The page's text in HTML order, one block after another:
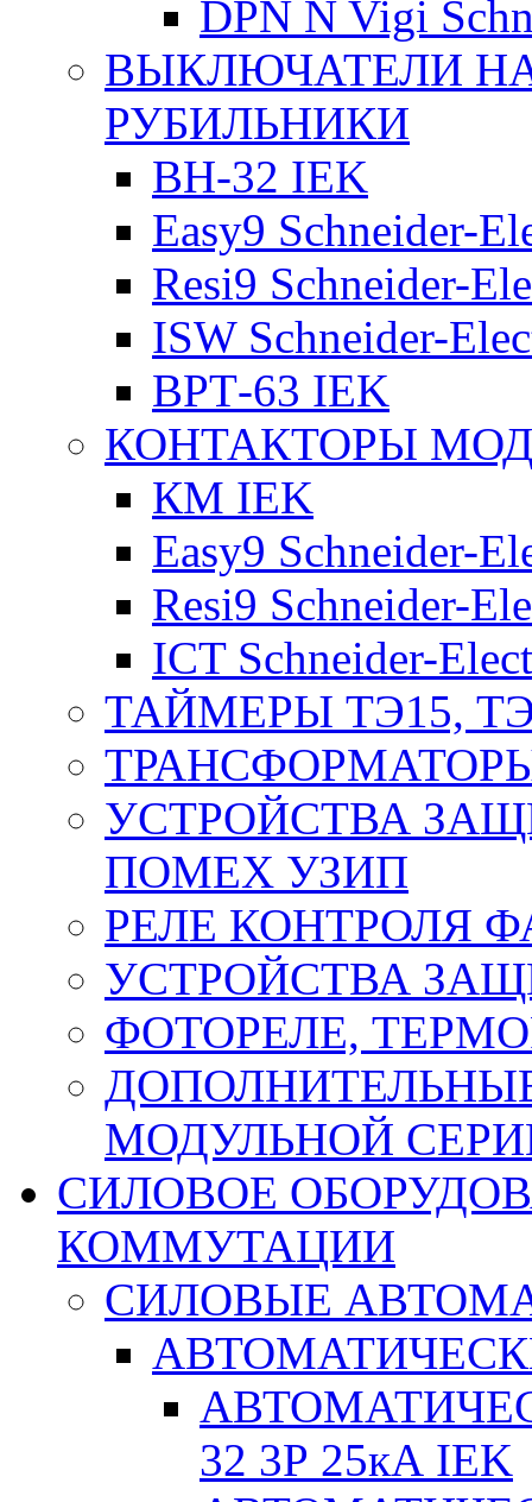
DPN N Vigi
ВЫКЛЮЧАТЕЛИ
РУБИЛЬНИКИ
ВН-32 IEK
Easy9 Schneider-
Resi9 Schneider-
ISW Schneider-
ВРТ-63 IEK
КОНТАКТОРЫ
КМ IEK
Easy9 Schneider-
Resi9 Schneider-
ICT Schneider-
ТАЙМЕРЫ ТЭ15,
УСТРОЙСТВА
ПОМЕХ УЗИП
РЕЛЕ КОНТРОЛЯ
УСТРОЙСТВА
ФОТОРЕЛЕ,
МОДУЛЬНОЙ
СИЛОВОЕ
КОММУТАЦИИ
СИЛОВЫЕ
32 3Р 25кА IEK